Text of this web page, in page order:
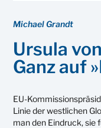
Michael Grandt
Ursula
Ganz auf
EU-
Linie der westlichen
man den Eindruck, sie